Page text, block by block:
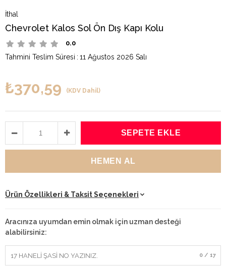
İthal
Chevrolet Kalos Sol Ön Dış Kapı Kolu
0.0
Tahmini Teslim Süresi : 11 Ağustos 2026 Salı
₺370,59 (KDV Dahil)
Ürün Özellikleri & Taksit Seçenekleri
Aracınıza uyumdan emin olmak için uzman desteği
alabilirsiniz:
0 / 17